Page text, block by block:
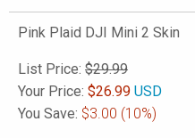
Pink Plaid DJI Mini 2 Skin
List Price: $29.99
Your Price: $26.99 USD
You Save: $3.00 (10%)